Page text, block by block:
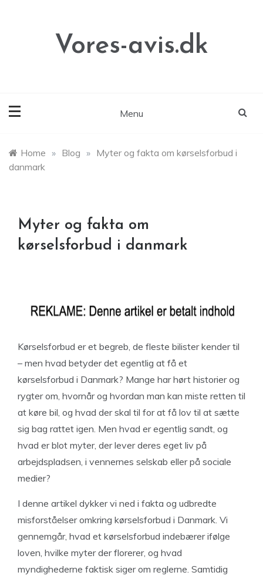
Vores-avis.dk
Menu
Home » Blog » Myter og fakta om kørselsforbud i
danmark
Myter og fakta om
kørselsforbud i danmark
Kørselsforbud er et begreb, de fleste bilister kender til
– men hvad betyder det egentlig at få et
kørselsforbud i Danmark? Mange har hørt historier og
rygter om, hvornår og hvordan man kan miste retten til
at køre bil, og hvad der skal til for at få lov til at sætte
sig bag rattet igen. Men hvad er egentlig sandt, og
hvad er blot myter, der lever deres eget liv på
arbejdspladsen, i vennernes selskab eller på sociale
medier?
I denne artikel dykker vi ned i fakta og udbredte
misforståelser omkring kørselsforbud i Danmark. Vi
gennemgår, hvad et kørselsforbud indebærer ifølge
loven, hvilke myter der florerer, og hvad
myndighederne faktisk siger om reglerne. Samtidig